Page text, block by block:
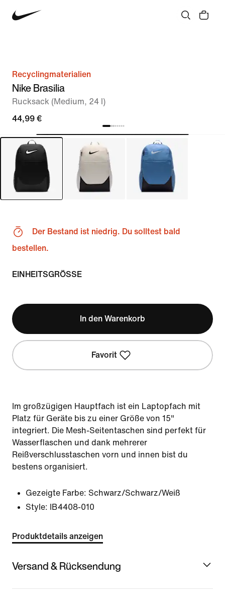
Recyclingmaterialien
Nike Brasilia
Rucksack (Medium, 24 l)
44,99 €
Der Bestand ist niedrig. Du solltest bald
bestellen.
EINHEITSGRÖSSE
In den Warenkorb
Favorit
Im großzügigen Hauptfach ist ein Laptopfach mit
Platz für Geräte bis zu einer Größe von 15"
integriert. Die Mesh-Seitentaschen sind perfekt für
Wasserflaschen und dank mehrerer
Reißverschlusstaschen vorn und innen bist du
bestens organisiert.
Gezeigte Farbe: Schwarz/Schwarz/Weiß
Style:
IB4408-010
Produktdetails anzeigen
Versand & Rücksendung